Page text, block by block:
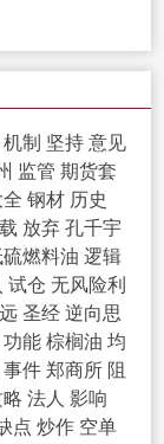
机制 坚持 意见
监管 期货套
全 钢材 历史
放弃 孔千宇
硫燃料油 逻辑
试仓 无风险利
圣经 逆向思
功能 棕榈油 均
事件 郑商所 阻
法人 影响
点 炒作 空单